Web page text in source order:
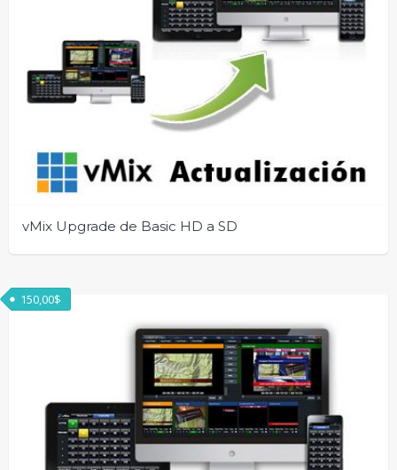
vMix Upgrade de Basic HD a SD
150,00$